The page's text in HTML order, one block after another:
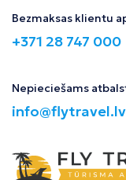
Bezmaksas klientu
+371 28 747 000
Nepieciešams
info@flytravel.lv